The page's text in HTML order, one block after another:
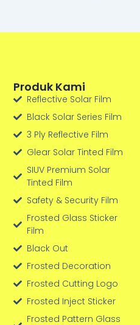
Produk Kami
Reflective Solar Film
Black Solar Series Film
3 Ply Reflective Film
Glear Solar Tinted Film
SIUV Premium Solar
Tinted Film
Safety & Security Film
Frosted Glass Sticker
Film
Black Out
Frosted Decoration
Frosted Cutting Logo
Frosted Inject Sticker
Frosted Pattern Glass